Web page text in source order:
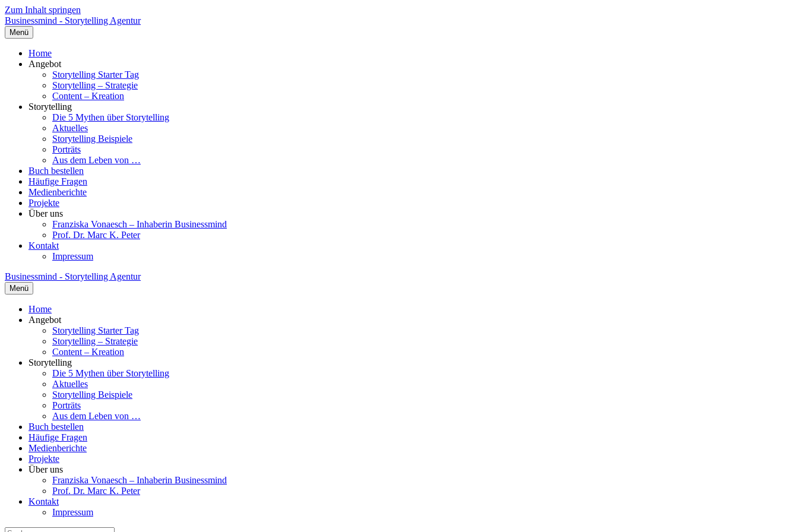
Zum Inhalt springen
Businessmind - Storytelling Agentur
Menü
Home
Angebot
Storytelling Starter Tag
Storytelling – Strategie
Content – Kreation
Storytelling
Die 5 Mythen über Storytelling
Aktuelles
Storytelling Beispiele
Porträts
Aus dem Leben von …
Buch bestellen
Häufige Fragen
Medienberichte
Projekte
Über uns
Franziska Vonaesch – Inhaberin Businessmind
Prof. Dr. Marc K. Peter
Kontakt
Impressum
Businessmind - Storytelling Agentur
Menü
Home
Angebot
Storytelling Starter Tag
Storytelling – Strategie
Content – Kreation
Storytelling
Die 5 Mythen über Storytelling
Aktuelles
Storytelling Beispiele
Porträts
Aus dem Leben von …
Buch bestellen
Häufige Fragen
Medienberichte
Projekte
Über uns
Franziska Vonaesch – Inhaberin Businessmind
Prof. Dr. Marc K. Peter
Kontakt
Impressum